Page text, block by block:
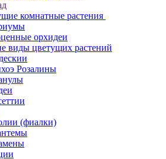
комнатные растения
орхидеи
виды цветущих растений
Розалины
(фиалки)